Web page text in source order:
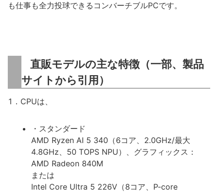
も仕事も全力投球できるコンバーチブルPCです。
直販モデルの主な特徴（一部、製品
サイトから引用）
1．CPUは、
・スタンダード
AMD Ryzen AI 5 340（6コア、2.0GHz/最大
4.8GHz、50 TOPS NPU）、グラフィックス：
AMD Radeon 840M
または
Intel Core Ultra 5 226V（8コア、P-core